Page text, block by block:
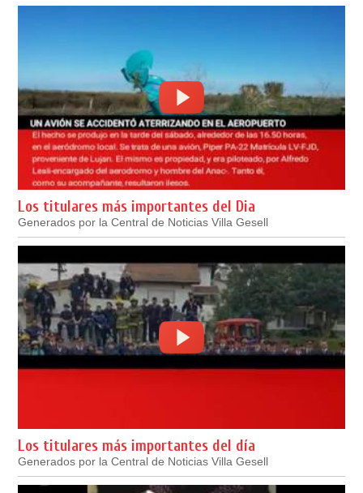
Los titulares más importantes del Dia
Generados por la Central de Noticias Villa Gesell
Los titulares más importantes del día
Generados por la Central de Noticias Villa Gesell